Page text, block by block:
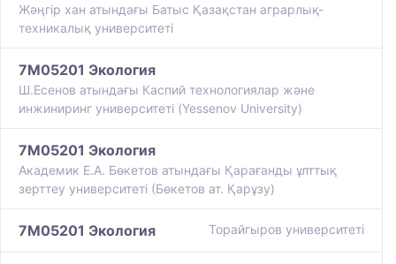
Жәңгір хан атындағы Батыс Қазақстан аграрлық-
техникалық университеті
7M05201 Экология
Ш.Есенов атындағы Каспий технологиялар және
инжиниринг университеті (Yessenov University)
7M05201 Экология
Академик Е.А. Бөкетов атындағы Қарағанды ұлттық
зерттеу университеті (Бөкетов ат. Қарұзу)
7M05201 Экология Торайгыров университеті